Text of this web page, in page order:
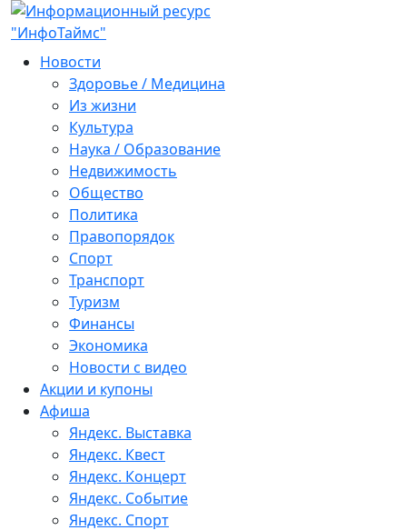
Новости
Здоровье / Медицина
Из жизни
Культура
Наука / Образование
Недвижимость
Общество
Политика
Правопорядок
Спорт
Транспорт
Туризм
Финансы
Экономика
Новости с видео
Акции и купоны
Афиша
Яндекс. Выставка
Яндекс. Квест
Яндекс. Концерт
Яндекс. Событие
Яндекс. Спорт